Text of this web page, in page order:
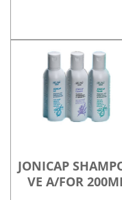
125ML
è
su DIADE
125ML
JONICAP
VE A/FOR